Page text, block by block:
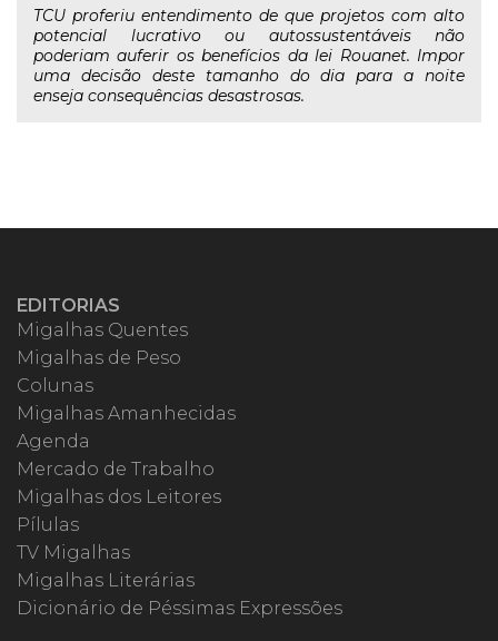
TCU proferiu entendimento de que projetos com alto
potencial lucrativo ou autossustentáveis não
poderiam auferir os benefícios da lei Rouanet. Impor
uma decisão deste tamanho do dia para a noite
enseja consequências desastrosas.
EDITORIAS
Migalhas Quentes
Migalhas de Peso
Colunas
Migalhas Amanhecidas
Agenda
Mercado de Trabalho
Migalhas dos Leitores
Pílulas
TV Migalhas
Migalhas Literárias
Dicionário de Péssimas Expressões